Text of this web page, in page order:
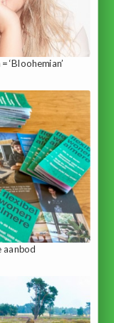
‘Bloohemian’
aanbod